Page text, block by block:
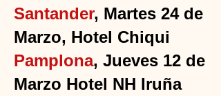
Santander, Martes 24 de
Marzo, Hotel Chiqui
Pamplona, Jueves 12 de
Marzo Hotel NH Iruña